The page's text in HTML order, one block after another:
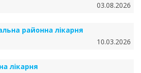
03.08.2026
районна лікарня
10.03.2026
лікарня